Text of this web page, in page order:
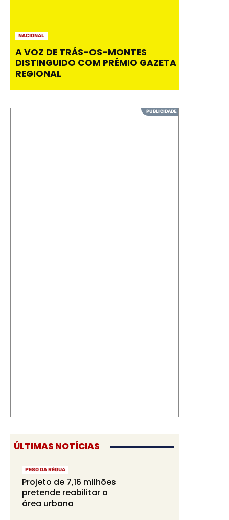
NACIONAL
A VOZ DE TRÁS-OS-MONTES
DISTINGUIDO COM PRÉMIO GAZETA
REGIONAL
ÚLTIMAS NOTÍCIAS
PESO DA RÉGUA
Projeto de 7,16 milhões
pretende reabilitar a
área urbana